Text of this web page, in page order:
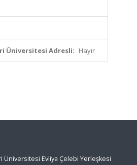
Üniversitesi Adresli: Hayır
Üniversitesi Evliya Çelebi Yerleşkesi